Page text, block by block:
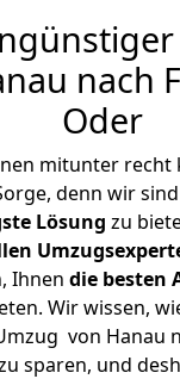
nach
Oder
mitunter recht
denn wir
Lösung zu
Ihnen die besten
Wir wissen,
von Hanau
sparen, und